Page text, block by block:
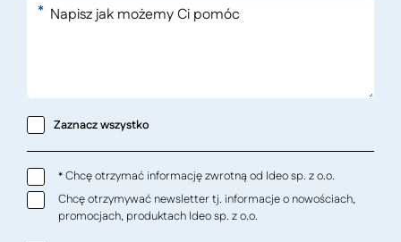
*
Zaznacz wszystko
*Chcę otrzymać informację zwrotną od Ideo sp. z o.o.
Chcę otrzymywać newsletter tj. informacje o nowościach,
promocjach, produktach Ideo sp. z o.o.